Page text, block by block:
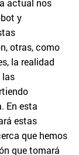
actual nos
y
otras, como
la realidad
las
En esta
estas
que hemos
que tomará